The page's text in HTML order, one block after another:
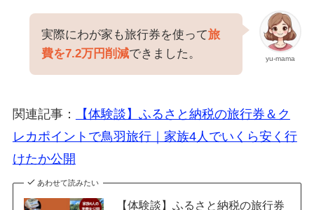
yu-mama
実際にわが家も旅行券を使って旅
費を7.2万円削減できました。
関連記事：
【体験談】ふるさと納税の旅行券＆ク
レカポイントで鳥羽旅行｜家族4人でいくら安く行
けたか公開
あわせて読みたい
【体験談】ふるさと納税の旅行券